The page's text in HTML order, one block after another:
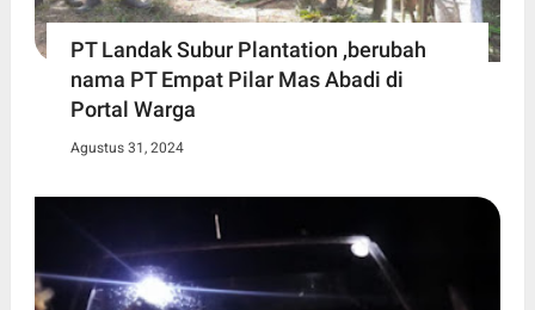
PT Landak Subur Plantation ,berubah
nama PT Empat Pilar Mas Abadi di
Portal Warga
Agustus 31, 2024